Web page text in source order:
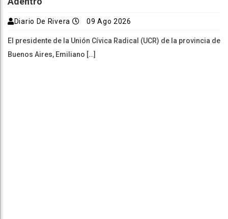
Diario De Rivera 09 Ago 2026
El presidente de la Unión Cívica Radical (UCR) de la provincia de
Buenos Aires, Emiliano […]